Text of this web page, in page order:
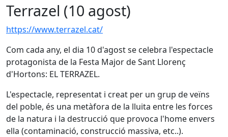
Terrazel (10 agost)
https://www.terrazel.cat/
Com cada any, el dia 10 d'agost se celebra l'espectacle
protagonista de la Festa Major de Sant Llorenç
d'Hortons: EL TERRAZEL.
L'espectacle, representat i creat per un grup de veïns
del poble, és una metàfora de la lluita entre les forces
de la natura i la destrucció que provoca l'home envers
ella (contaminació, construcció massiva, etc..).